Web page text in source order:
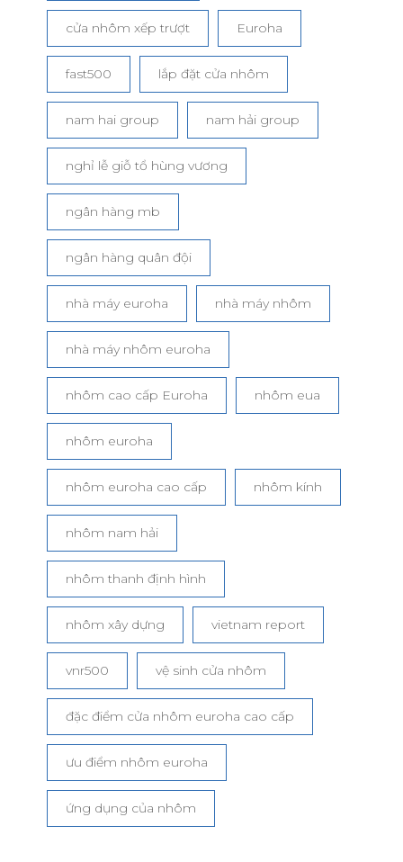
cửa nhôm xếp trượt Euroha
fast500 lắp đặt cửa nhôm
nam hai group nam hải group
nghỉ lễ giỗ tổ hùng vương
ngân hàng mb
ngân hàng quân đội
nhà máy euroha nhà máy nhôm
nhà máy nhôm euroha
nhôm cao cấp Euroha nhôm eua
nhôm euroha
nhôm euroha cao cấp nhôm kính
nhôm nam hải
nhôm thanh định hình
nhôm xây dựng vietnam report
vnr500 vệ sinh cửa nhôm
đặc điểm cửa nhôm euroha cao cấp
ưu điểm nhôm euroha
ứng dụng của nhôm